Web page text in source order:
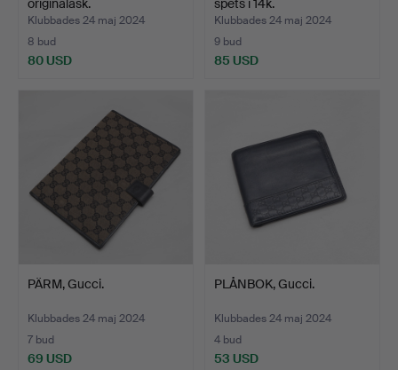
originalask.
Klubbades 24 maj 2024
8 bud
80 USD
spets i 14k.
Klubbades 24 maj 2024
9 bud
85 USD
PÄRM, Gucci.
Klubbades 24 maj 2024
7 bud
69 USD
PLÅNBOK, Gucci.
Klubbades 24 maj 2024
4 bud
53 USD